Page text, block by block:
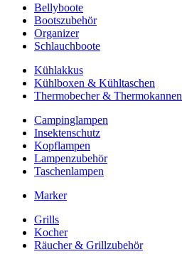
Bellyboote
Bootszubehör
Organizer
Schlauchboote
Kühlakkus
Kühlboxen & Kühltaschen
Thermobecher & Thermokannen
Campinglampen
Insektenschutz
Kopflampen
Lampenzubehör
Taschenlampen
Marker
Grills
Kocher
Räucher & Grillzubehör